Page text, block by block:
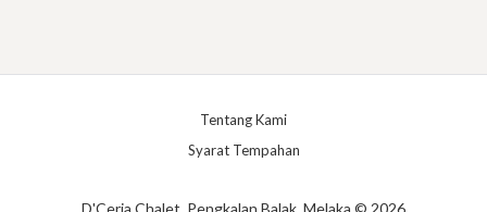
D'Ceria Chalet, Pengkalan Balak, Melaka © 2026
Tentang Kami
Syarat Tempahan